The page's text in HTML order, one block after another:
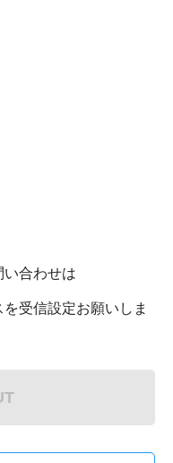
合わせは
受信設定お願いしま